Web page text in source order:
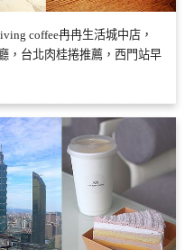
coffee冉冉生活城中店，
，台北肉桂捲推薦，西門站早